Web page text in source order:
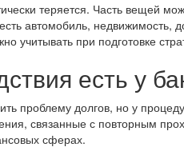
теряется. Часть вещей
автомобиль,
учитывать при подготовке
есть у
проблему долгов, но у
связанные с повторным
сферах.